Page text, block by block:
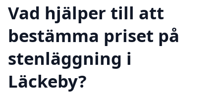
Vad hjälper till att
bestämma priset på
stenläggning i
Läckeby?